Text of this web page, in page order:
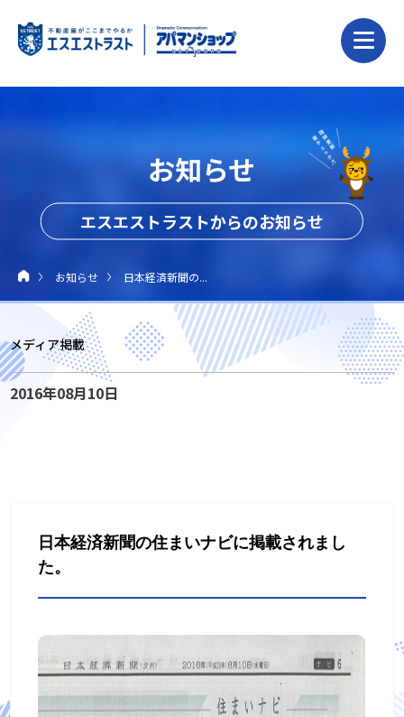
お知らせ
エスエストラストからのお知らせ
お知らせ 日本経済新聞の...
メディア掲載
2016年08月10日
日本経済新聞の住まいナビに掲載されまし
た。